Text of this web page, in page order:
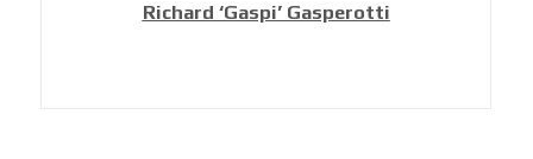
Richard ‘Gaspi’ Gasperotti